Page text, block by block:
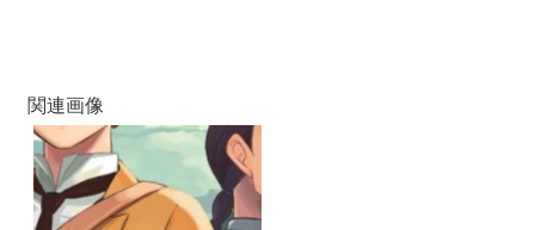
関
連
リ
ン
関連画像